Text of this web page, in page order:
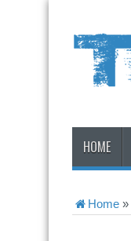
HOME
Home »